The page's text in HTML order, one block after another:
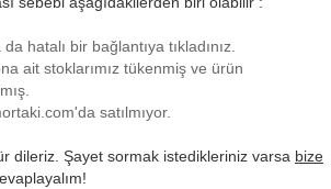
hatalı bir bağlantıya tıkladınız.
ait stoklarımız tükenmiş ve ürün
satılmıyor.
dileriz. Şayet sormak istedikleriniz varsa bize